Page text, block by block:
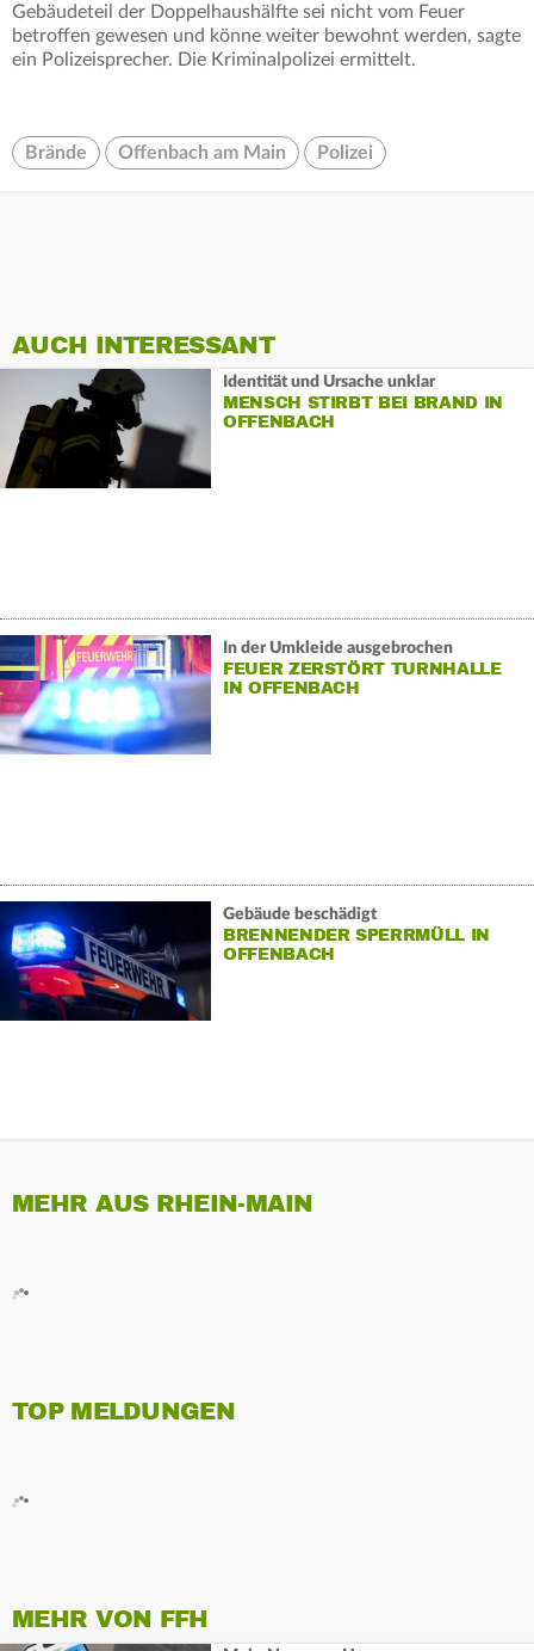
Gebäudeteil der Doppelhaushälfte sei nicht vom Feuer
betroffen gewesen und könne weiter bewohnt werden, sagte
ein Polizeisprecher. Die Kriminalpolizei ermittelt.
Brände Offenbach am Main Polizei
AUCH INTERESSANT
Identität und Ursache unklar
MENSCH STIRBT BEI BRAND IN
OFFENBACH
In der Umkleide ausgebrochen
FEUER ZERSTÖRT TURNHALLE
IN OFFENBACH
Gebäude beschädigt
BRENNENDER SPERRMÜLL IN
OFFENBACH
MEHR AUS RHEIN-MAIN
TOP MELDUNGEN
MEHR VON FFH